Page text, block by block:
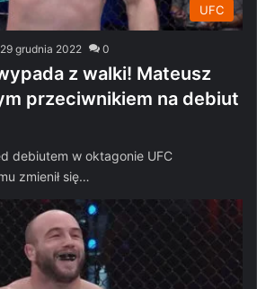
UFC
29 grudnia 2022 0
z walki! Mateusz
przeciwnikiem na debiut
debiutem w oktagonie UFC
zmienił się…